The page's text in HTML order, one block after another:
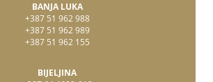
BANJA LUKA
+387 51 962 988
+387 51 962 989
+387 51 962 155
BIJELJINA